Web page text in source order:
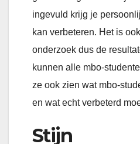
ingevuld krijg je
kan verbeteren. Het is
onderzoek dus de
kunnen alle mbo-
ze ook zien wat mbo-
en wat echt verbeterd
Stijn